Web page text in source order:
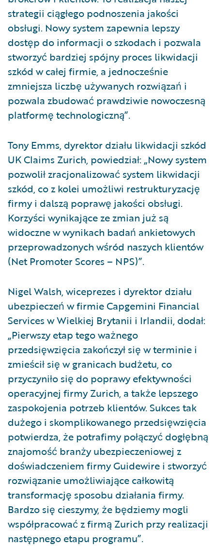
strategii ciągłego podnoszenia jakości
obsługi. Nowy system zapewnia lepszy
dostęp do informacji o szkodach i pozwala
stworzyć bardziej spójny proces likwidacji
szkód w całej firmie, a jednocześnie
zmniejsza liczbę używanych rozwiązań i
pozwala zbudować prawdziwie nowoczesną
platformę technologiczną”.
Tony Emms, dyrektor działu likwidacji szkód
UK Claims Zurich, powiedział: „Nowy system
pozwolił zracjonalizować system likwidacji
szkód, co z kolei umożliwi restrukturyzację
firmy i dalszą poprawę jakości obsługi.
Korzyści wynikające ze zmian już są
widoczne w wynikach badań ankietowych
przeprowadzonych wśród naszych klientów
(Net Promoter Scores – NPS)”.
Nigel Walsh, wiceprezes i dyrektor działu
ubezpieczeń w firmie Capgemini Financial
Services w Wielkiej Brytanii i Irlandii, dodał:
„Pierwszy etap tego ważnego
przedsięwzięcia zakończył się w terminie i
zmieścił się w granicach budżetu, co
przyczyniło się do poprawy efektywności
operacyjnej firmy Zurich, a także lepszego
zaspokojenia potrzeb klientów. Sukces tak
dużego i skomplikowanego przedsięwzięcia
potwierdza, że potrafimy połączyć dogłębną
znajomość branży ubezpieczeniowej z
doświadczeniem firmy Guidewire i stworzyć
rozwiązanie umożliwiające całkowitą
transformację sposobu działania firmy.
Bardzo się cieszymy, że będziemy mogli
współpracować z firmą Zurich przy realizacji
następnego etapu programu”.